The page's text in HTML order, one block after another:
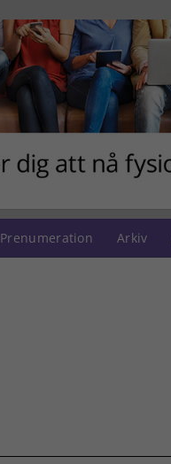
Prenumeration Arkiv